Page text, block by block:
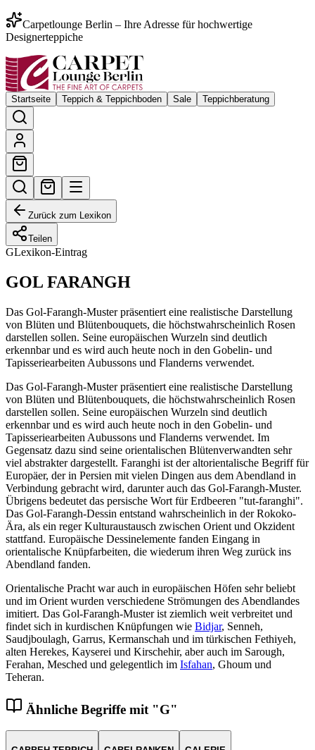
Carpetlounge Berlin – Ihre Adresse für hochwertige
Designerteppiche
Startseite Teppich & Teppichboden Sale Teppichberatung
Zurück zum Lexikon
Teilen
GLexikon-Eintrag
GOL FARANGH
Das Gol-Farangh-Muster präsentiert eine realistische Darstellung
von Blüten und Blütenbouquets, die höchstwahrscheinlich Rosen
darstellen sollen. Seine europäischen Wurzeln sind deutlich
erkennbar und es wird auch heute noch in den Gobelin- und
Tapisseriearbeiten Aubussons und Flanderns verwendet.
Das Gol-Farangh-Muster präsentiert eine realistische Darstellung
von Blüten und Blütenbouquets, die höchstwahrscheinlich Rosen
darstellen sollen. Seine europäischen Wurzeln sind deutlich
erkennbar und es wird auch heute noch in den Gobelin- und
Tapisseriearbeiten Aubussons und Flanderns verwendet. Im
Gegensatz dazu sind seine orientalischen Blütenverwandten sehr
viel abstrakter dargestellt. Faranghi ist der altorientalische Begriff für
Europäer, der in Persien mit vielen Dingen aus dem Abendland in
Verbindung gebracht wird, darunter auch das Gol-Farangh-Muster.
Übrigens bedeutet das persische Wort für Erdbeeren "tut-faranghi".
Das Gol-Farangh-Dessin entstand wahrscheinlich in der Rokoko-
Ära, als ein reger Kulturaustausch zwischen Orient und Okzident
stattfand. Europäische Dessinelemente fanden Eingang in
orientalische Knüpfarbeiten, die wiederum ihren Weg zurück ins
Abendland fanden.
Orientalische Pracht war auch in europäischen Höfen sehr beliebt
und im Orient wurden verschiedene Strömungen des Abendlandes
imitiert. Das Gol-Farangh-Muster ist ziemlich weit verbreitet und
findet sich in kurdischen Knüpfungen wie Bidjar, Senneh,
Saudjboulagh, Garrus, Kermanschah und im türkischen Fethiyeh,
alten Herekes, Kayserei und Kirschehir, aber auch im Sarough,
Ferahan, Mesched und gelegentlich im Isfahan, Ghoum und
Teheran.
Ähnliche Begriffe mit "G"